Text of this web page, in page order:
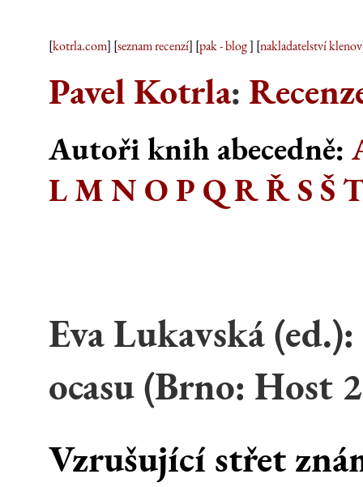
[kotrla.com] [seznam recenzí] [pak - blog] [nakladatelství klenov
Pavel Kotrla:
Autoři knih abecedně:
LMNOP QRŘS Š
Eva Lukavská
ocasu (Brno: Host
Vzrušující střet